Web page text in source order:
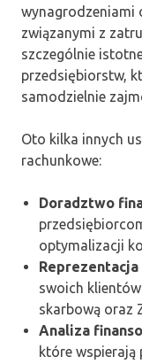
wynagrodzeniami
związanymi z
szczególnie
przedsiębiorstw,
samodzielnie
Oto kilka innych
rachunkowe:
Doradztwo
optymalizacji
swoich
skarbową oraz
Analiza
które wspierają